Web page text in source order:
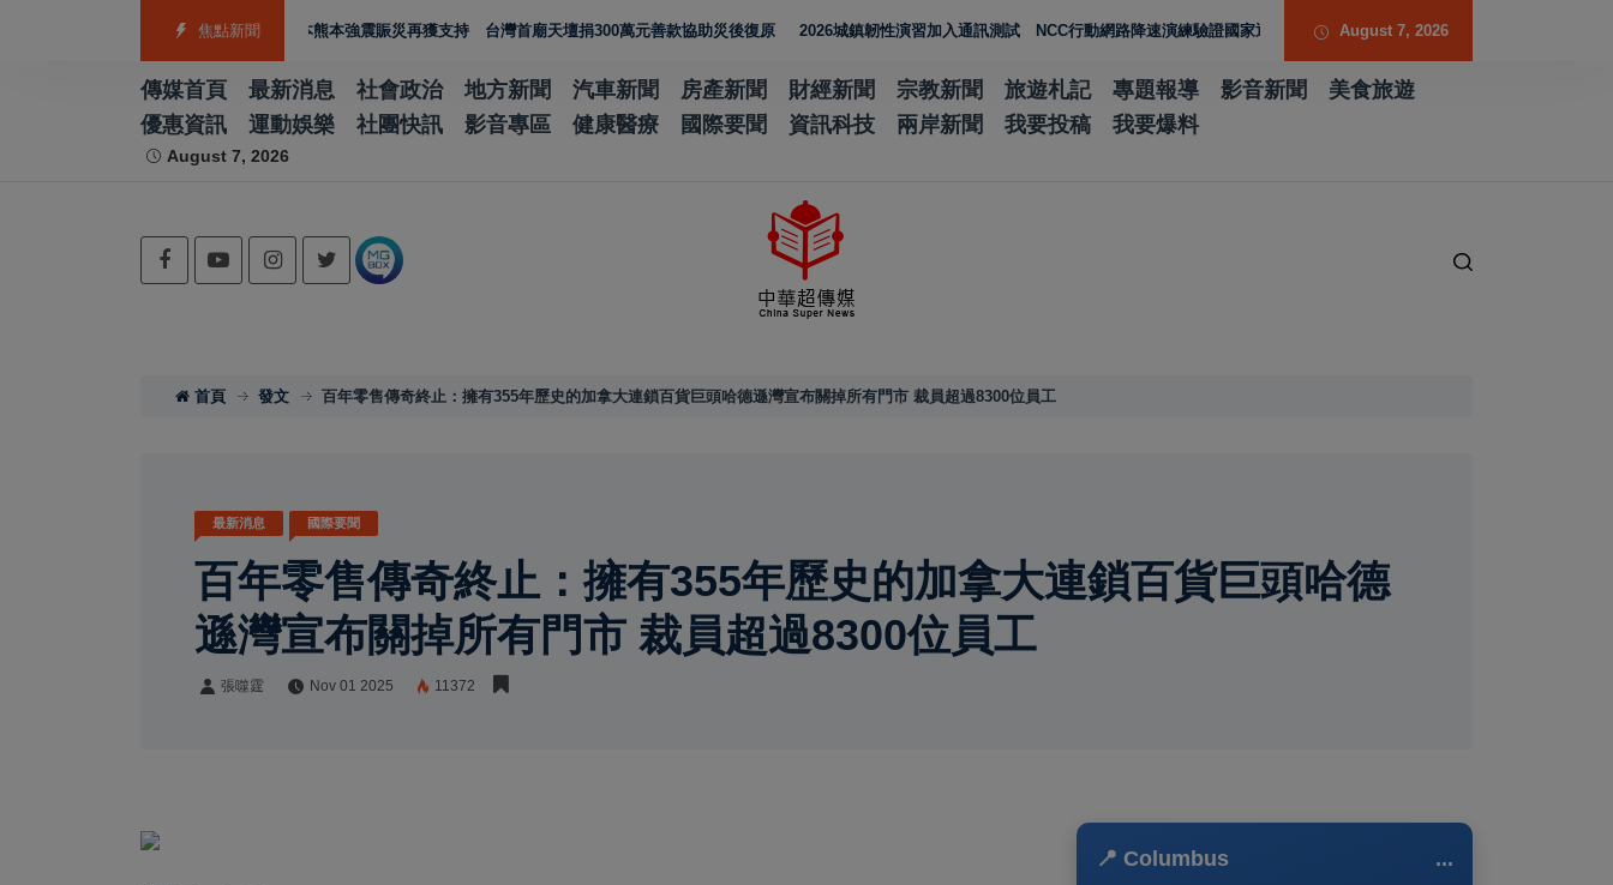
焦點新聞
跆拳道展現青年競技實力 日本熊本強震賑災再獲支持 台灣首廟天壇捐300萬元善款協助災後復原 2026城鎮韌性演習加入通訊測試 NCC行動網路降速演練驗證國家通訊防護能力 台南水土保持服務團提升專業能力 導入無
August 7, 2026
傳媒首頁 最新消息 社會政治 地方新聞 汽車新聞 房產新聞 財經新聞 宗教新聞 旅遊札記 專題報導 影音新聞
美食旅遊
優惠資訊
運動娛樂 社團快訊 影音專區 健康醫療 國際要聞 資訊科技 兩岸新聞 我要投稿 我要爆料
August 7, 2026
首頁 發文 百年零售傳奇終止：擁有355年歷史的加拿大連鎖百貨巨頭哈德遜灣宣布關掉所有門市 裁員超過8300位員工
最新消息 國際要聞
百年零售傳奇終止：擁有355年歷史的加拿大連鎖百貨巨頭哈德
遜灣宣布關掉所有門市 裁員超過8300位員工
張噬霆 Nov 01 2025 11372
📍 Columbus ...